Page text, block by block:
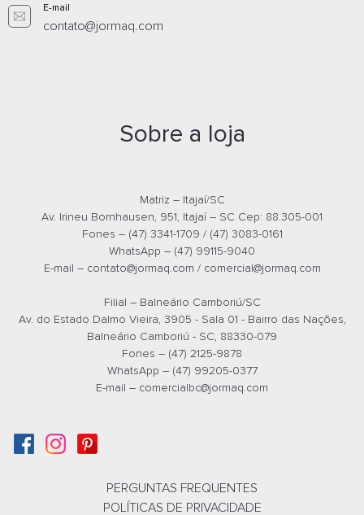
Orçamento por
Orçamento por
E-mail
contato@jormaq.com
Sobre a loja
Matriz – Itajaí/SC
Av. Irineu Bornhausen, 951, Itajaí – SC Cep: 88.305-001
Fones – (47) 3341-1709 / (47) 3083-0161
WhatsApp – (47) 99115-9040
E-mail – contato@jormaq.com / comercial@jormaq.com
Filial – Balneário Camboriú/SC
Av. do Estado Dalmo Vieira, 3905 - Sala 01 - Bairro das Nações,
Balneário Camboriú - SC, 88330-079
Fones – (47) 2125-9878
WhatsApp – (47) 99205-0377
E-mail – comercialbc@jormaq.com
PERGUNTAS FREQUENTES
POLÍTICAS DE PRIVACIDADE